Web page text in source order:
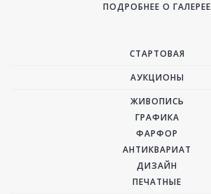
ПОДРОБНЕЕ О ГАЛЕРЕЕ
СТАРТОВАЯ
АУКЦИОНЫ
ЖИВОПИСЬ
ГРАФИКА
ФАРФОР
АНТИКВАРИАТ
ДИЗАЙН
ПЕЧАТНЫЕ